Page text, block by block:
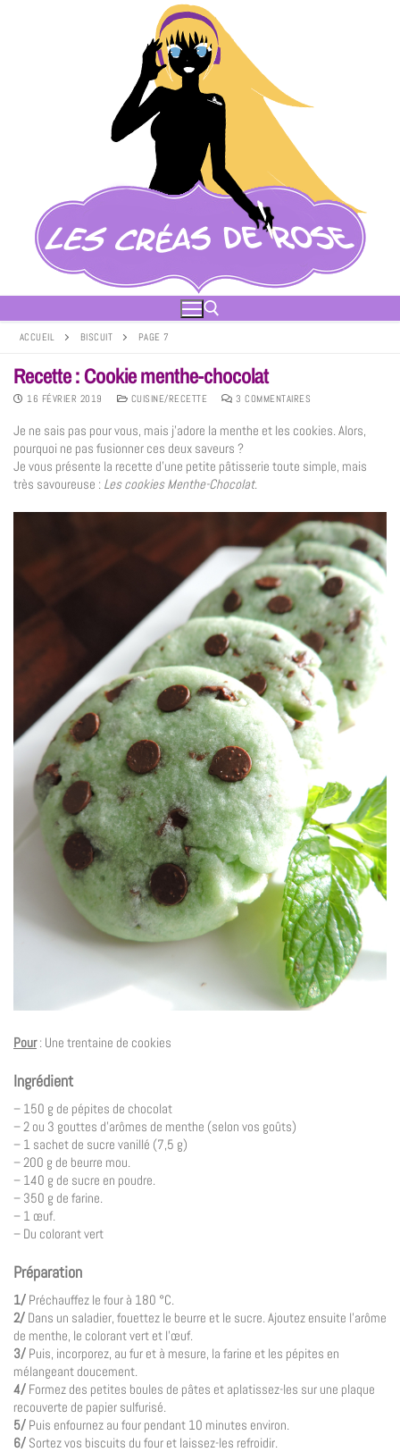
ACCUEIL BISCUIT PAGE 7
Recette : Cookie menthe-chocolat
16 FÉVRIER 2019 CUISINE/RECETTE 3 COMMENTAIRES
Je ne sais pas pour vous, mais j’adore la menthe et les cookies. Alors,
pourquoi ne pas fusionner ces deux saveurs ?
Je vous présente la recette d’une petite pâtisserie toute simple, mais
très savoureuse : Les cookies Menthe-Chocolat.
Pour: Une trentaine de cookies
Ingrédient
– 150 g de pépites de chocolat
– 2 ou 3 gouttes d’arômes de menthe (selon vos goûts)
– 1 sachet de sucre vanillé (7,5 g)
– 200 g de beurre mou.
– 140 g de sucre en poudre.
– 350 g de farine.
– 1 œuf.
– Du colorant vert
Préparation
1/ Préchauffez le four à 180 °C.
2/ Dans un saladier, fouettez le beurre et le sucre. Ajoutez ensuite l’arôme
de menthe, le colorant vert et l’œuf.
3/ Puis, incorporez, au fur et à mesure, la farine et les pépites en
mélangeant doucement.
4/ Formez des petites boules de pâtes et aplatissez-les sur une plaque
recouverte de papier sulfurisé.
5/ Puis enfournez au four pendant 10 minutes environ.
6/ Sortez vos biscuits du four et laissez-les refroidir.